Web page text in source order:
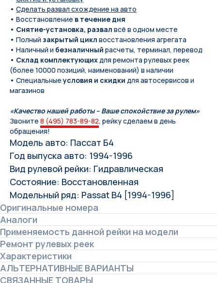
• Сделать развал схождение на авто
• Восстановление в течение дня
• Снятие-установка, развал всё в одном месте
• Полный закрытый цикл восстановления агрегата
• Наличный и безналичный расчеты, терминал, перевод
• Склад комплектующихдля ремонта рулевых реек
(более 10000 позиций, наименований) в наличии
• Специальныеусловия и скидки для автосервисов и
магазинов
«Качество нашей работы – Ваше спокойствие за рулем»
Звоните 8 (495) 783-89-82, рейку сделаем в день
обращения!
Модель авто: Пассат Б4
Год выпуска авто: 1994-1996
Вид рулевой рейки: Гидравлическая
Состояние: Восстановленная
Модельный ряд: Passat B4 [1994-1996]
Оригинальные номера
Аналоги
Применяемость данной рейки на модели
Ремонт рулевых реек
Характеристики
АЛЬТЕРНАТИВНЫЕ ВАРИАНТЫ
СВЯЗАННЫЕ ТОВАРЫ